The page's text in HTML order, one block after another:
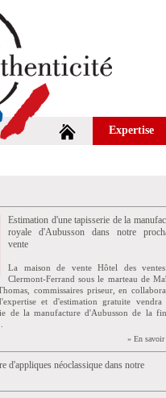
Expertise
Estimation d'une tapisserie de la
royale d'Aubusson dans notre
vente
La maison de vente Hôtel des
Clermont-Ferrand sous le marteau de
commissaires priseur, en
et d'estimation gratuite vendra
de la manufacture d'Aubusson de la
» En
d'appliques néoclassique dans notre